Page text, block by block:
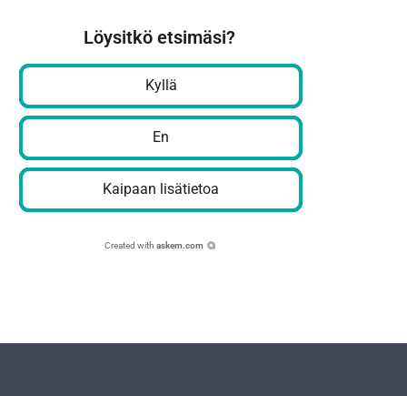
Löysitkö etsimäsi?
Kyllä
En
Kaipaan lisätietoa
Created with askem.com